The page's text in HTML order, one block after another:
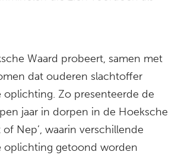
Waard probeert, samen met
dat ouderen slachtoffer
oplichting. Zo presenteerde de
jaar in dorpen in de Hoeksche
Nep’, waarin verschillende
oplichting getoond worden